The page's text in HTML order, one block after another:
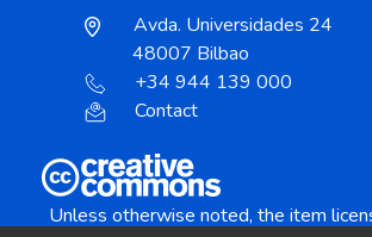
Avda. Universidades 24
48007 Bilbao
+34 944 139 000
Contact
Unless otherwise noted, the item